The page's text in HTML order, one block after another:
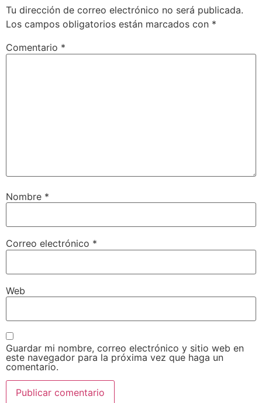
Tu dirección de correo electrónico no será publicada.
Los campos obligatorios están marcados con *
Comentario *
Nombre *
Correo electrónico *
Web
Guardar mi nombre, correo electrónico y sitio web en
este navegador para la próxima vez que haga un
comentario.